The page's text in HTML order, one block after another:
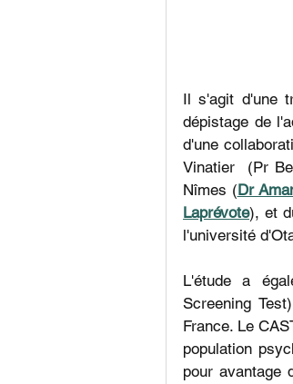
Il s'agit d'une
dépistage de
d'une
Vinatier  (Pr
Nîmes (Dr
Laprévote), et
l'université
L'étude a
Screening
France. Le
population
pour avantage